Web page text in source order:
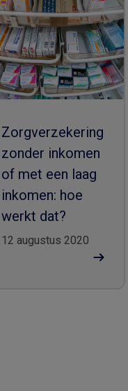
Zorgverzekering
zonder inkomen
of met een laag
inkomen: hoe
werkt dat?
12 augustus 2020